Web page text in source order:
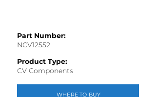
Part Number:
NCV12552
Product Type:
CV Components
WHERE TO BUY